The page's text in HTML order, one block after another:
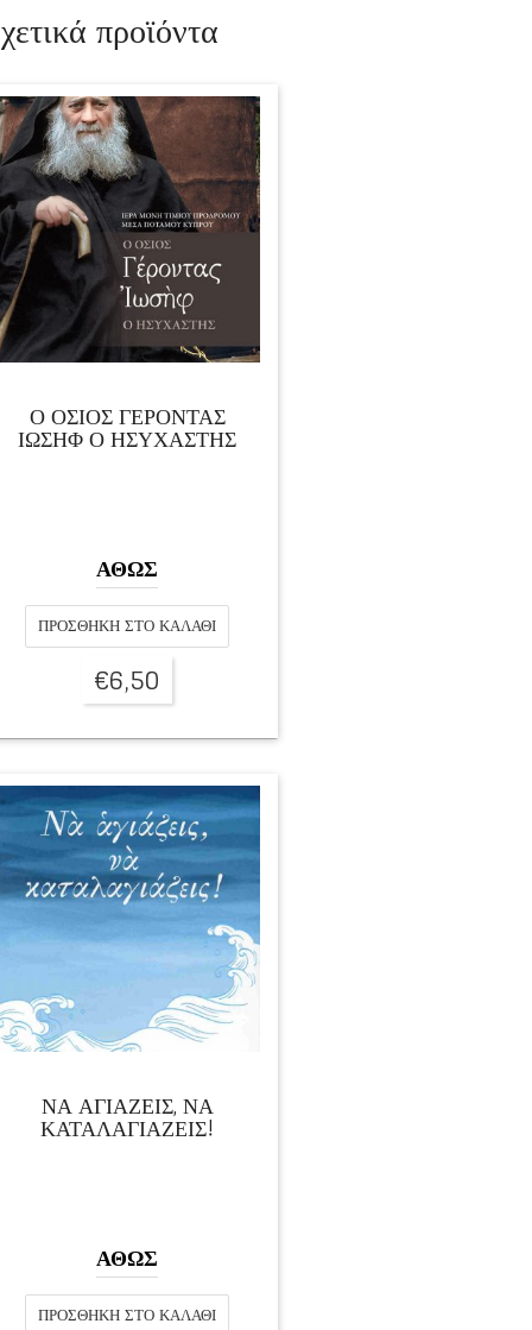
προϊόντα
Ο ΟΣΙΟΣ ΓΕΡΟΝΤΑΣ
ΙΩΣΗΦ Ο ΗΣΥΧΑΣΤΗΣ
ΑΘΩΣ
ΠΡΟΣΘΉΚΗ ΣΤΟ ΚΑΛΆΘΙ
€6,50
ΝΑ ΑΓΙΑΖΕΙΣ, ΝΑ
ΚΑΤΑΛΑΓΙΑΖΕΙΣ!
ΑΘΩΣ
ΠΡΟΣΘΉΚΗ ΣΤΟ ΚΑΛΆΘΙ